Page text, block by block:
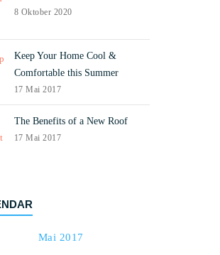
8 Oktober 2020
Keep Your Home Cool &
Comfortable this Summer
17 Mai 2017
The Benefits of a New Roof
17 Mai 2017
Mai 2017